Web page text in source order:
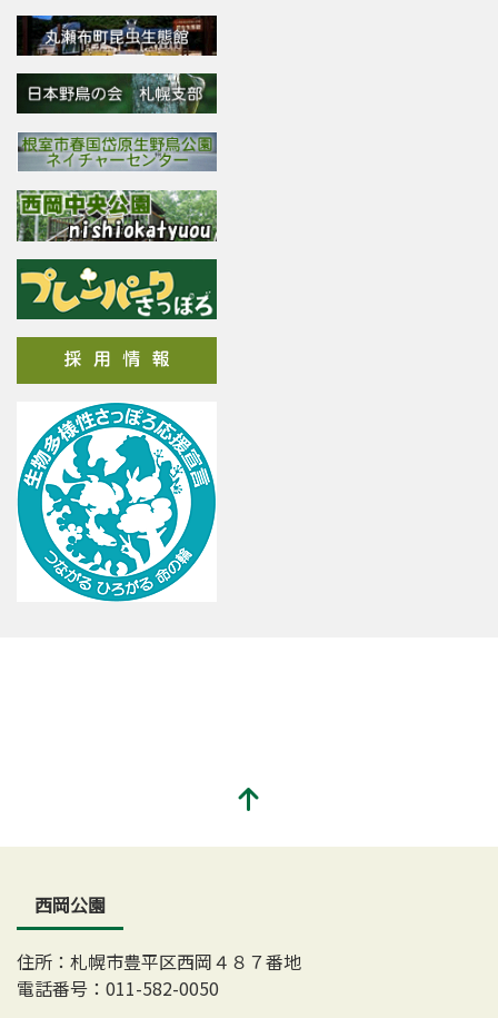
西岡公園
住所：札幌市豊平区西岡４８７番地
電話番号：011-582-0050